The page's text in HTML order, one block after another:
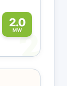
2.0
MW2